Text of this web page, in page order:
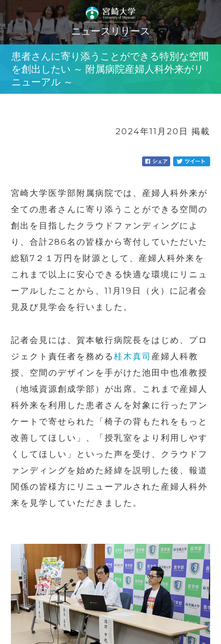
ニュースリリース
患者さんに寄り添うことができる特別な空間
を創出したい ～ 附属病院産婦人科外来がリ
ニューアル ～
2024年11月20日 掲載
宮崎大学医学部附属病院では、産婦人科外来が
全ての患者さんに寄り添うことができる空間の
創出を目指したクラウドファンディングによ
り、合計286名の皆様から寄付していただいた
総額7２１万円を財源として、産婦人科外来を
これまで以上に安心できる快適な環境にリニュ
ーアルしたことから、11月19日（火）に記者会
見及び見学会を行いました。
記者会見には、賀本敏行病院長をはじめ、プロ
ジェクト責任者を務める桂木真司 産婦人科教
授、空間のデザインを手がけた池田中也准教授
（地域資源創成学部）が出席。これまで産婦人
科外来を利用した患者さんを対象に行ったアン
ケートで寄せられた「椅子の背もたれをもっと
改善してほしい」、「授乳室をより利用しやす
くしてほしい」といった声を受け、クラウドフ
ァンディングを始めた経緯を説明した後、報道
関係の皆様方にリニューアルされた産婦人科外
来を見学していただきました。